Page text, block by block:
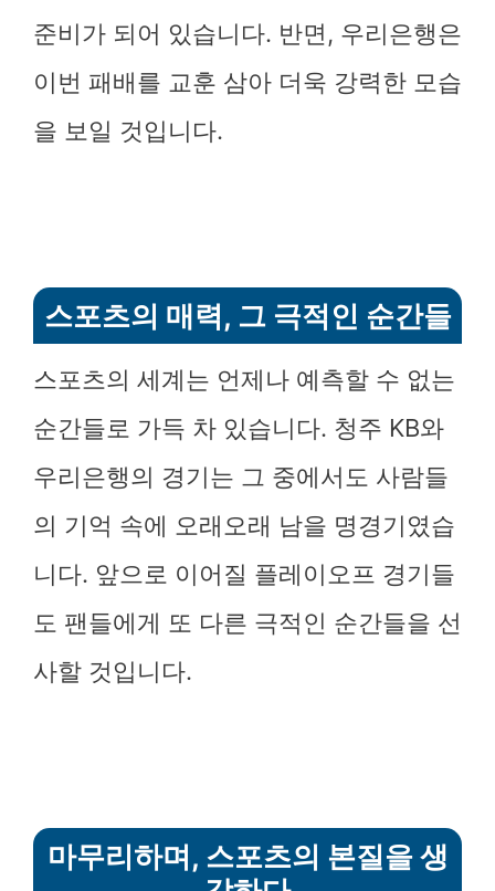
준비가 되어 있습니다. 반면, 우리은행은
이번 패배를 교훈 삼아 더욱 강력한 모습
을 보일 것입니다.
스포츠의 매력, 그 극적인 순간들
스포츠의 세계는 언제나 예측할 수 없는
순간들로 가득 차 있습니다. 청주 KB와
우리은행의 경기는 그 중에서도 사람들
의 기억 속에 오래오래 남을 명경기였습
니다. 앞으로 이어질 플레이오프 경기들
도 팬들에게 또 다른 극적인 순간들을 선
사할 것입니다.
마무리하며, 스포츠의 본질을 생